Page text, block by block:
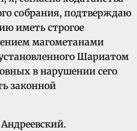
собрания, подтверждаю
иметь строгое
магометанами
Шариатом
в нарушении сего
законной